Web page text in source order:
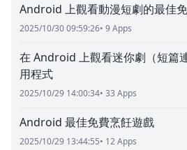
Android 上觀看動漫短劇的最佳
2025/10/30 09:59:26• 9 Apps
在 Android 上觀看迷你劇（短篇
用程式
2025/10/29 14:00:34• 33 Apps
Android 最佳免費烹飪遊戲
2025/10/29 13:44:55• 12 Apps